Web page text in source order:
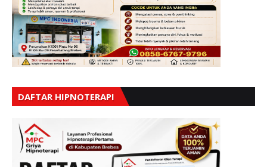
DAFTAR HIPNOTERAPI